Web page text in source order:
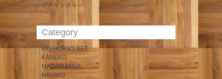
プチャンネル＞
Category
BIG HORNS BEE
KANEKO
MADAM MINA
MINAKO